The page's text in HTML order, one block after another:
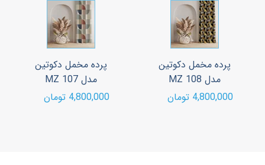
پرده مخمل دکوتین
مدل MZ 108
4,800,000 تومان
پرده مخمل دکوتین
مدل MZ 107
4,800,000 تومان